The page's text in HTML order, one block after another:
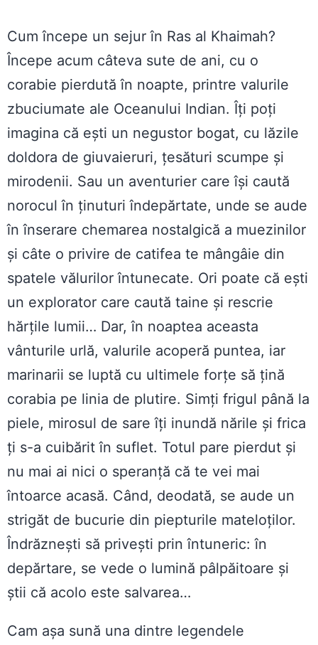
Cum începe un sejur în Ras al Khaimah?
Începe acum câteva sute de ani, cu o
corabie pierdută în noapte, printre valurile
zbuciumate ale Oceanului Indian. Îți poți
imagina că ești un negustor bogat, cu lăzile
doldora de giuvaieruri, țesături scumpe și
mirodenii. Sau un aventurier care își caută
norocul în ținuturi îndepărtate, unde se aude
în înserare chemarea nostalgică a muezinilor
și câte o privire de catifea te mângâie din
spatele vălurilor întunecate. Ori poate că ești
un explorator care caută taine și rescrie
hărțile lumii… Dar, în noaptea aceasta
vânturile urlă, valurile acoperă puntea, iar
marinarii se luptă cu ultimele forțe să țină
corabia pe linia de plutire. Simți frigul până la
piele, mirosul de sare îți inundă nările și frica
ți s-a cuibărit în suflet. Totul pare pierdut și
nu mai ai nici o speranță că te vei mai
întoarce acasă. Când, deodată, se aude un
strigăt de bucurie din piepturile mateloților.
Îndrăznești să privești prin întuneric: în
depărtare, se vede o lumină pâlpăitoare și
știi că acolo este salvarea…
Cam așa sună una dintre legendele